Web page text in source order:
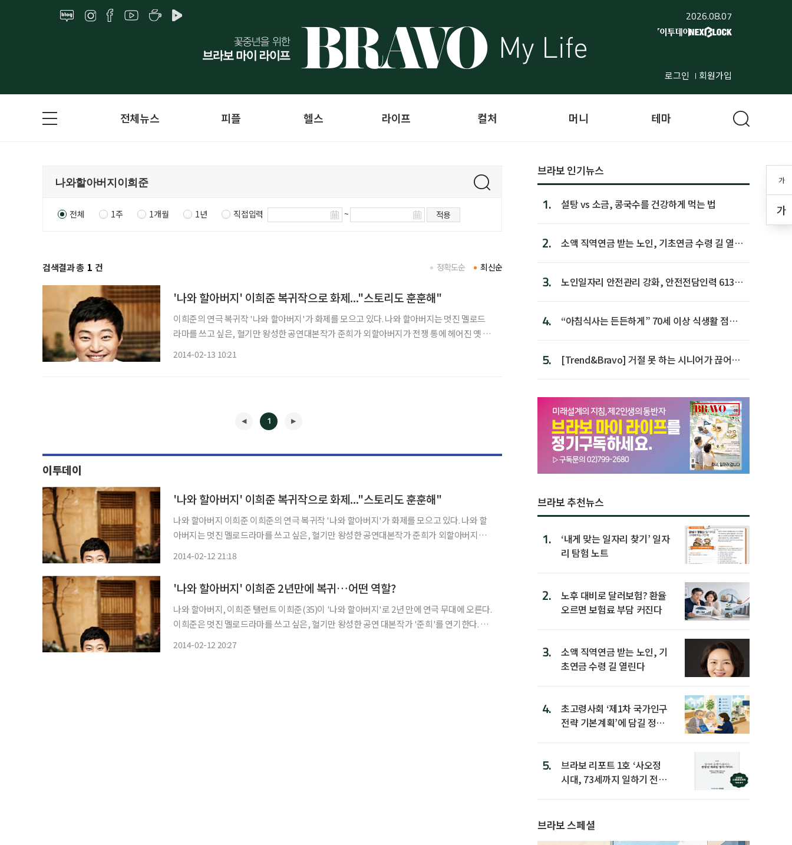
2026.08.07
로그인 회원가입
가
가
전체뉴스 피플 헬스 라이프 컬처 머니 테마
전체 1주 1개월 1년 직접입력 ~ 적용
검색결과 총 1 건 최신순
정확도순
'나와 할아버지' 이희준 복귀작으로 화제..."스토리도 훈훈해"
이희준의 연극 복귀작 '나와 할아버지'가 화제를 모으고 있다. 나와 할아버지는 멋진 멜로드
라마를 쓰고 싶은, 혈기만 왕성한 공연대본작가 준희가 외할아버지가 전쟁 통에 헤어진 옛 연
2014-02-13 10:21
1
이투데이
'나와 할아버지' 이희준 복귀작으로 화제..."스토리도 훈훈해"
나와 할아버지 이희준 이희준의 연극 복귀작 '나와 할아버지'가 화제를 모으고 있다. 나와 할
아버지는 멋진 멜로드라마를 쓰고 싶은, 혈기만 왕성한 공연대본작가 준희가 외할아버지가
2014-02-12 21:18
'나와 할아버지' 이희준 2년만에 복귀…어떤 역할?
나와 할아버지, 이희준 탤런트 이희준(35)이 '나와 할아버지'로 2년 만에 연극 무대에 오른다.
이희준은 멋진 멜로드라마를 쓰고 싶은, 혈기만 왕성한 공연 대본작가 '준희'를 연기한다. 전
2014-02-12 20:27
브라보 인기뉴스
1. 설탕 vs 소금, 콩국수를 건강하게 먹는 법
2.
소액 직역연금 받는 노인, 기초연금 수령 길 열린
3.
노인일자리 안전관리 강화, 안전전담인력 613명
4.
“아침식사는 든든하게” 70세 이상 식생활 점수
5.
[Trend&Bravo] 거절 못 하는 시니어가 끊어야
브라보 추천뉴스
1.
‘내게 맞는 일자리 찾기’ 일자
리 탐험 노트
2.
노후 대비로 달러보험? 환율
오르면 보험료 부담 커진다
3.
소액 직역연금 받는 노인, 기
초연금 수령 길 열린다
4.
초고령사회 ‘제1차 국가인구
전략 기본계획’에 담길 정책
5.
브라보 리포트 1호 ‘사오정
시대, 73세까지 일하기 전략’
브라보 스페셜